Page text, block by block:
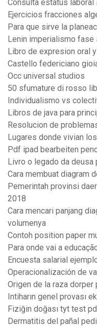
Consulta estatus laboral
Ejercicios fracciones
Para que sirve la
Lenin imperialismo
Libro de expresion oral
Castello federiciano
Occ universal studios
50 sfumature di rosso
Individualismo vs
Libros de java para
Resolucion de
Lugares donde vivian
Pdf ipad bearbeiten
Livro o legado da deusa
Cara membuat diagram
Pemerintah provinsi
2018
Cara mencari panjang
volumenya
Contoh position paper
Para onde vai a
Encuesta salarial
Operacionalización de
Origen de la raza dorper
Intiharın genel provası
Fiziğin doğası tyt test
Dermatitis del pañal